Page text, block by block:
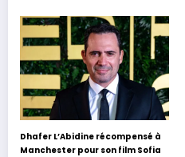
Dhafer L’Abidine récompensé à
Manchester pour son film Sofia